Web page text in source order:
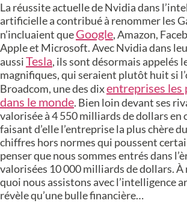
La réussite actuelle de Nvidia dans
artificielle a contribué à renommer les
n’incluaient queGoogle, Amazon,
Apple et Microsoft. Avec Nvidia dans
aussiTesla, ils sont désormais appelés
magnifiques, qui seraient plutôt huit si
Broadcom, une des dixentreprises les
dans le monde. Bien loin devant ses
valorisée à 4 550 milliards de dollars en
faisant d’elle l’entreprise la plus chère
chiffres hors normes qui poussent
penser que nous sommes entrés dans
valorisées 10 000 milliards de dollars. À
quoi nous assistons avec l’intelligence
révèle qu’une bulle financière…